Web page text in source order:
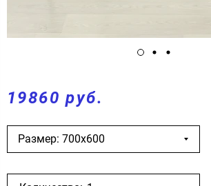
19860 руб.
Размер: 700х600